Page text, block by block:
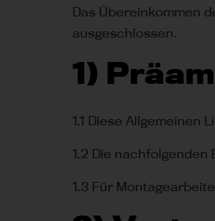
Das Übereinkommen
ausgeschlossen.
1)
1.1 Diese
1.2 Die
1.3 Für